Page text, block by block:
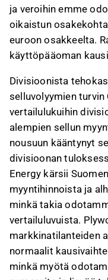
ja veroihin emme
oikaistun
euroon osakkeelta.
käyttöpääoman
Divisioonista
selluvolyymien turvin
vertailulukuihin
alempien sellun
nousuun kääntynyt
divisioonan
Energy kärsii
myyntihinnoista ja
minkä takia
vertailuluvuista.
markkinatilanteiden
normaalit
minkä myötä